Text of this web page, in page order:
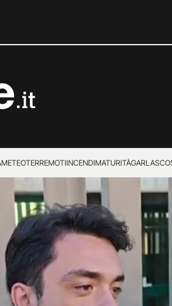
METEOTERREMOTIINCENDIMATURITÀGARLASCO